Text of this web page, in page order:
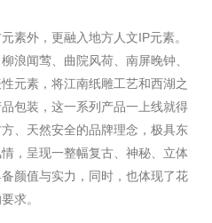
素外，更融入地方人文IP元素。
浪闻莺、曲院风荷、南屏晚钟、
元素，将江南纸雕工艺和西湖之
包装，这一系列产品一 上线就得
、天然安全的品牌理念，极具东
，呈现一整幅复古、神秘、立体
颜值与实力，同时，也体现了花
求。